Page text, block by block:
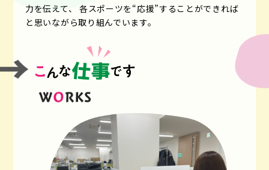
力を伝えて、
各スポーツを“応援”することができれば
と思いながら取り組んでいます。